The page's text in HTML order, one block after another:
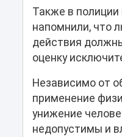
Также в полиции
напомнили, что
действия
оценку
Независимо от
применение
унижение
недопустимы и